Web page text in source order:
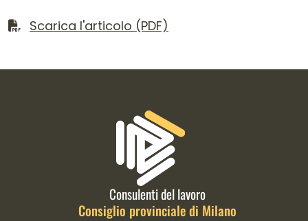
Scarica il file
Scarica l'articolo (PDF)
Informazioni di contatto e link
Consulenti del lavoro
Consiglio provinciale di Milano